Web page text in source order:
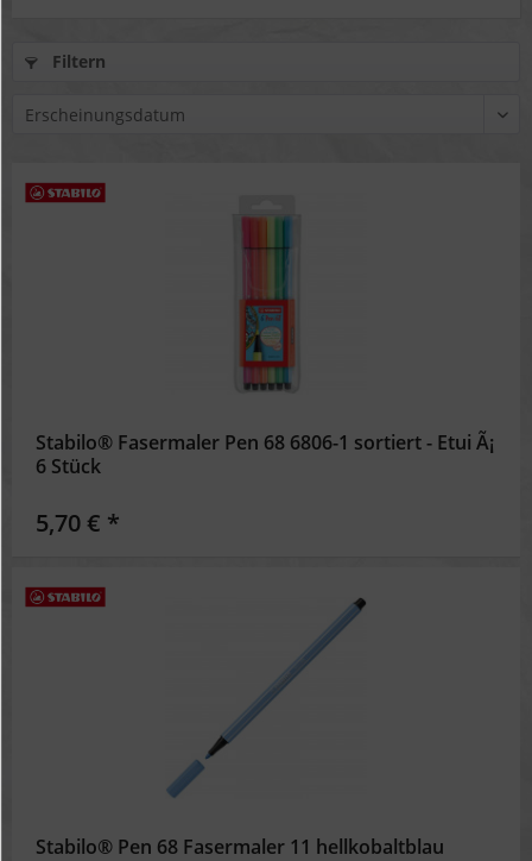
Filtern
Stabilo® Fasermaler Pen 68 6806-1 sortiert - Etui Ã¡
6 Stück
5,70 € *
Stabilo® Pen 68 Fasermaler 11 hellkobaltblau